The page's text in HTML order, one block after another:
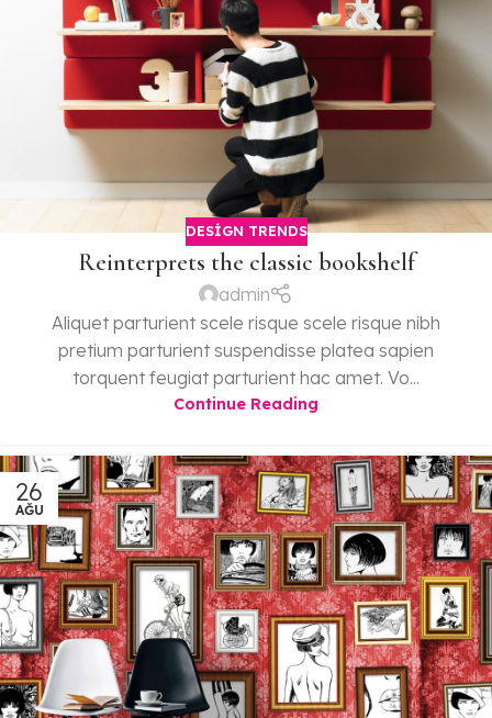
DESIGN TRENDS
Reinterprets the classic bookshelf
admin
Aliquet parturient scele risque scele risque nibh
pretium parturient suspendisse platea sapien
torquent feugiat parturient hac amet. Vo...
Continue Reading
26
AĞU